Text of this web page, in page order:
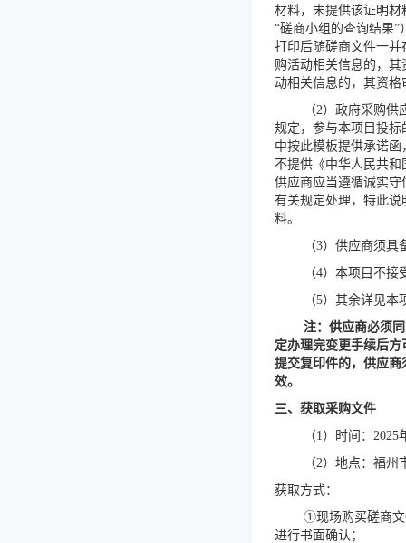
材料，未提供该证明
“磋商小组的查询结果
打印后随磋商文件一
购活动相关信息的，
动相关信息的，其资格
（2）政府采购供
规定，参与本项目投
中按此模板提供承诺
不提供《中华人民共
供应商应当遵循诚实
有关规定处理，特此
料。
（3）供应商须
（4）本项目不接
（5）其余详见
注：供应商必须
定办理完变更手续后
提交复印件的，供应
效。
三、获取采购文件
（1） 时间： 2025
（2） 地点：福州
获取方式：
①现场购买磋商文
进行书面确认；